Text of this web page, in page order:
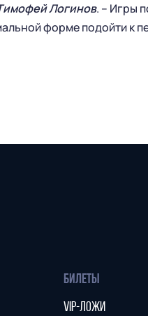
Логинов. – Игры
форме подойти к
ГЛАВНАЯ
БИЛЕТЫ
VIP-ЛОЖИ